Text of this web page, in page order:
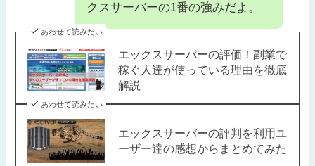
クスサーバーの1番の強みだよ。
あわせて読みたい
エックスサーバーの評価！副業で
稼ぐ人達が使っている理由を徹底
解説
あわせて読みたい
エックスサーバーの評判を利用ユ
ーザー達の感想からまとめてみた